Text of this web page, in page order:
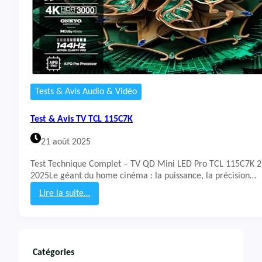
Tests & Avis Audio & Vidéo
Test & Avis TV TCL 115C7K
21 août 2025
Test Technique Complet – TV QD Mini LED Pro TCL 115C7K
2025Le géant du home cinéma : la puissance, la précision…
Lire la suite…
:
Catégories